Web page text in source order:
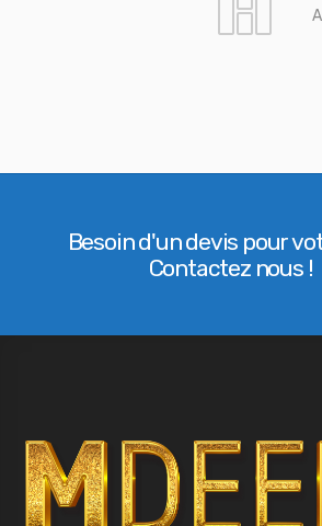
Besoin d'un devis pour
Contactez nous !